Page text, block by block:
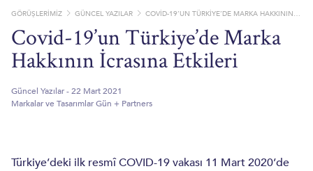
GÖRÜŞLERIMIZ GÜNCEL YAZILAR COVID-19’UN TÜRKIYE’DE MARKA HAKKININ İCRASINA ETKILERI
Covid-19’un Türkiye’de Marka
Hakkının İcrasına Etkileri
Güncel Yazılar-22 Mart 2021
Markalar ve TasarımlarGün + Partners
Türkiye’deki ilk resmî COVID-19 vakası 11 Mart 2020’de
KARIYER
40. YILIMIZI KUTLUYORUZ !
ŞIRKETLER, BIRLEŞME VE DEVRALMALAR
KIŞISEL VERILERIN KORUNMASI VE GIZLILIK
TICARI SUÇLAR VE YOLSUZLUKLA MÜCADELE
İDARE, VERGI VE DÜZENLENMIŞ PIYASALAR
AYLIK BÜLTEN
YILLIK RAPORLAR
YAPAY ZEKA